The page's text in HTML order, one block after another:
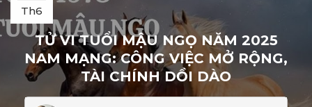
Th6
TỬ VI TUỔI MẬU NGỌ NĂM 2025
NAM MẠNG: CÔNG VIỆC MỞ RỘNG,
TÀI CHÍNH DỒI DÀO